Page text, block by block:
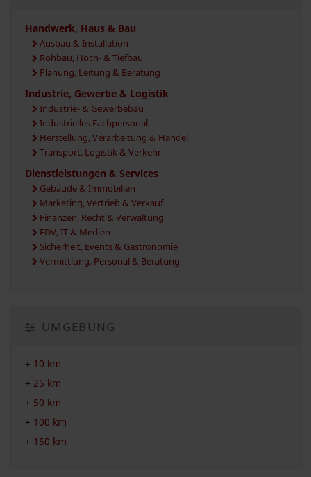
Handwerk, Haus & Bau
Ausbau & Installation
Rohbau, Hoch- & Tiefbau
Planung, Leitung & Beratung
Industrie, Gewerbe & Logistik
Industrie- & Gewerbebau
Industrielles Fachpersonal
Herstellung, Verarbeitung & Handel
Transport, Logistik & Verkehr
Dienstleistungen & Services
Gebäude & Immobilien
Marketing, Vertrieb & Verkauf
Finanzen, Recht & Verwaltung
EDV, IT & Medien
Sicherheit, Events & Gastronomie
Vermittlung, Personal & Beratung
UMGEBUNG
+ 10 km
+ 25 km
+ 50 km
+ 100 km
+ 150 km